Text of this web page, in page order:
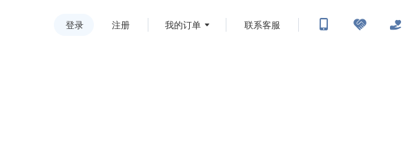
登录 注册 我的订单 联系客服